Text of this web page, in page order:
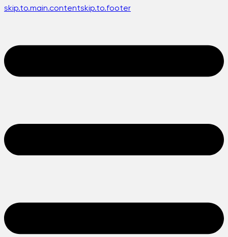
skip.to.main.contentskip.to.footer